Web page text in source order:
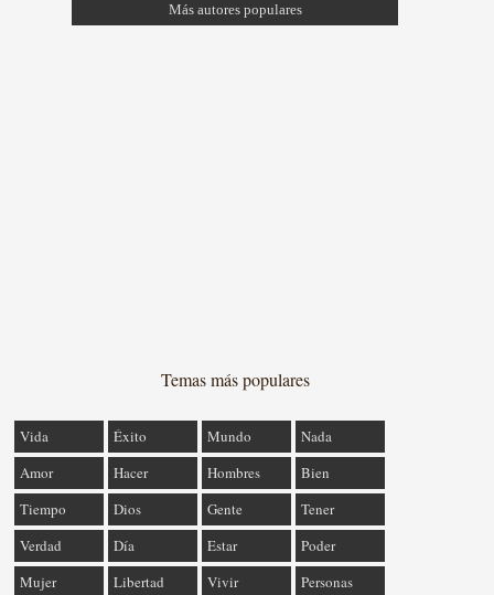
Más autores populares
Temas más populares
Vida Éxito Mundo
Nada
Amor
Hacer Hombres
Bien
Tiempo
Dios Gente
Tener
Verdad
Día Estar
Poder
Mujer
Libertad Vivir Personas